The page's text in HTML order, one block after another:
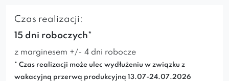
Czas realizacji:
15 dni roboczych*
z marginesem +/- 4 dni robocze
* Czas realizacji może ulec wydłużeniu w związku z
wakacyjną przerwą produkcyjną 13.07-24.07.2026